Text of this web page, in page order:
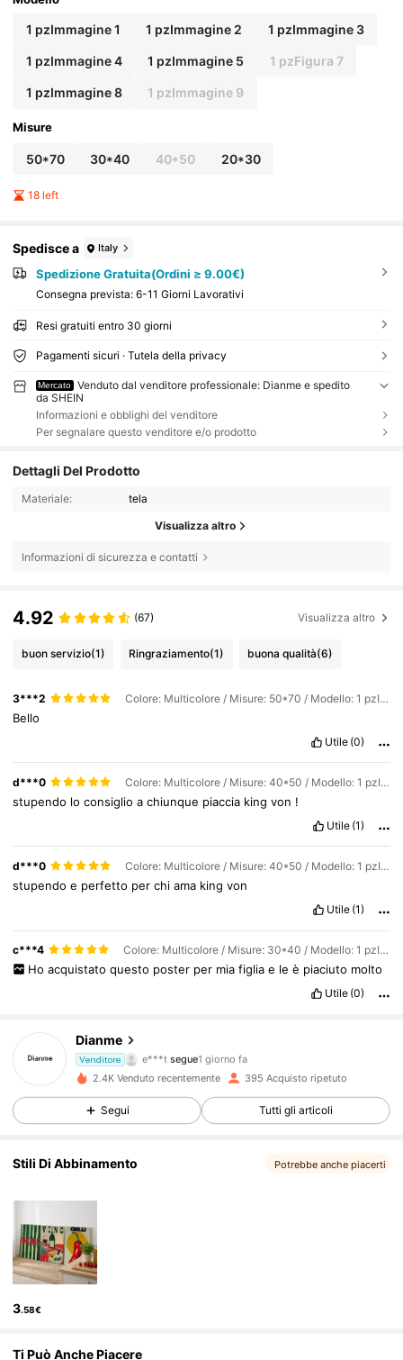
1 pzImmagine 1 1 pzImmagine 2 1 pzImmagine 3
1 pzImmagine 4 1 pzImmagine 5 1 pzFigura 7
1 pzImmagine 8 1 pzImmagine 9
Misure
50*70 30*40 40*50 20*30
18 left
Spedisce a Italy
Spedizione Gratuita(Ordini ≥ 9.00€)
Consegna prevista: 6-11 Giorni Lavorativi
Resi gratuiti entro 30 giorni
Pagamenti sicuri · Tutela della privacy
Mercato
Venduto dal venditore professionale: Dianme e spedito
da SHEIN
Informazioni e obblighi del venditore
Per segnalare questo venditore e/o prodotto
Dettagli Del Prodotto
Materiale: tela
Visualizza altro
Informazioni di sicurezza e contatti
4.92 (67) Visualizza altro
buon servizio(1) Ringraziamento(1) buona qualità(6)
3***2 Colore: Multicolore / Misure: 50*70 / Modello: 1 pzImmagine 4
Bello
Utile (0)
d***0 Colore: Multicolore / Misure: 40*50 / Modello: 1 pzImmagine 5
stupendo loconsiglioachiunque piaccia kingvon !
Utile (1)
d***0 Colore: Multicolore / Misure: 40*50 / Modello: 1 pzImmagine 9
stupendoe perfetto perchiama kingvon
Utile (1)
c***4 Colore: Multicolore / Misure: 30*40 / Modello: 1 pzImmagine 2
Ho acquistato questo poster per mia figlia e le è piaciuto molto
Utile (0)
Dianme
Venditore e***t segue1 giorno fa
2.4K Venduto recentemente 395 Acquisto ripetuto
Segui Tutti gli articoli
Stili Di Abbinamento Potrebbe anche piacerti
3.58€
Ti Può Anche Piacere